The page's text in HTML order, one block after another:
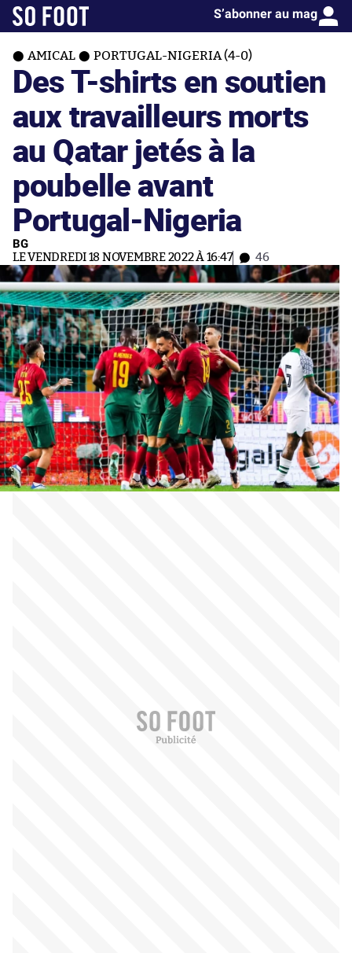
S’abonner au mag
AMICAL PORTUGAL-NIGERIA (4-0)
Des T-shirts en soutien
aux travailleurs morts
au Qatar jetés à la
poubelle avant
Portugal-Nigeria
BG
LE VENDREDI 18 NOVEMBRE 2022 À 16:47 46